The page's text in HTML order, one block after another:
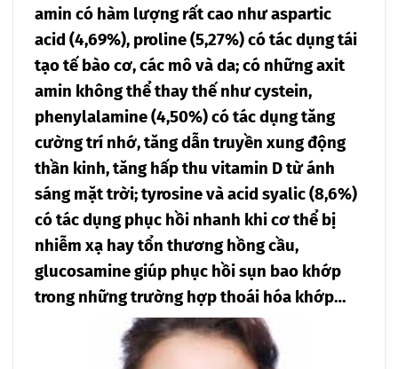
amin có hàm lượng rất cao như aspartic
acid (4,69%), proline (5,27%) có tác dụng tái
tạo tế bào cơ, các mô và da; có những axit
amin không thể thay thế như cystein,
phenylalamine (4,50%) có tác dụng tăng
cường trí nhớ, tăng dẫn truyền xung động
thần kinh, tăng hấp thu vitamin D từ ánh
sáng mặt trời; tyrosine và acid syalic (8,6%)
có tác dụng phục hồi nhanh khi cơ thể bị
nhiễm xạ hay tổn thương hồng cầu,
glucosamine giúp phục hồi sụn bao khớp
trong những trường hợp thoái hóa khớp…